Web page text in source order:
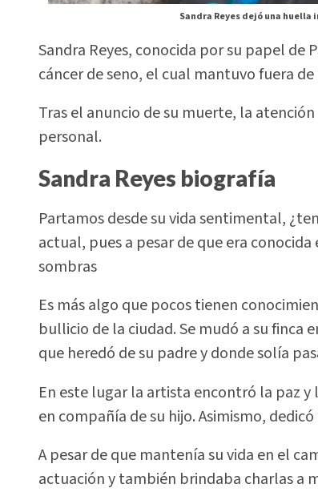
Sandra Reyes dejó una
Sandra Reyes, conocida por su papel de
cáncer de seno, el cual mantuvo fuera
Tras el anuncio de su muerte, la
personal.
Sandra Reyes biografía
Partamos desde su vida sentimental,
actual, pues a pesar de que era
sombras
Es más algo que pocos tienen
bullicio de la ciudad. Se mudó a su
que heredó de su padre y donde solía
En este lugar la artista encontró la paz
en compañía de su hijo. Asimismo,
A pesar de que mantenía su vida en el
actuación y también brindaba charlas a